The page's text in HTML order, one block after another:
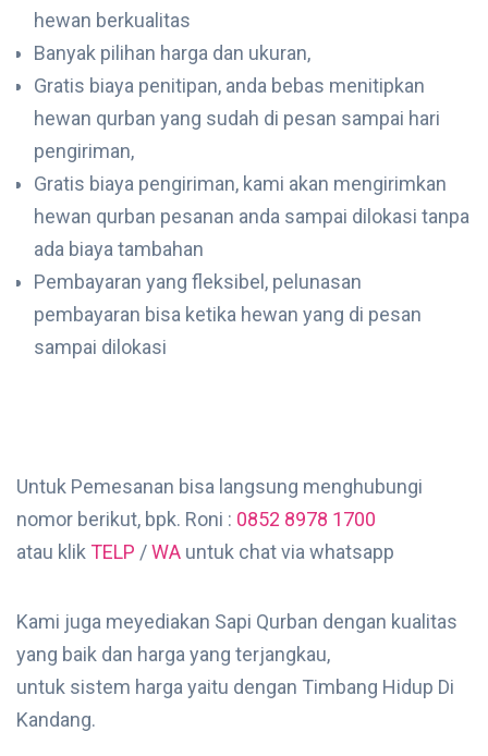
hewan berkualitas
Banyak pilihan harga dan ukuran,
Gratis biaya penitipan, anda bebas menitipkan
hewan qurban yang sudah di pesan sampai hari
pengiriman,
Gratis biaya pengiriman, kami akan mengirimkan
hewan qurban pesanan anda sampai dilokasi tanpa
ada biaya tambahan
Pembayaran yang fleksibel, pelunasan
pembayaran bisa ketika hewan yang di pesan
sampai dilokasi
Untuk Pemesanan bisa langsung menghubungi
nomor berikut, bpk. Roni : 0852 8978 1700
atau klik TELP /WA untuk chat via whatsapp
Kami juga meyediakan Sapi Qurban dengan kualitas
yang baik dan harga yang terjangkau,
untuk sistem harga yaitu dengan Timbang Hidup Di
Kandang.